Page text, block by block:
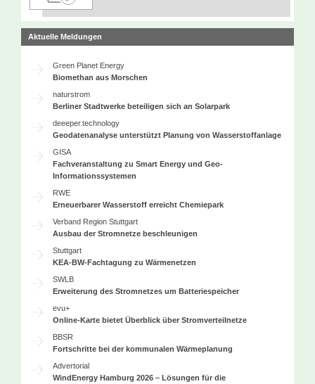
Aktuelle Meldungen
Green Planet Energy
Biomethan aus Morschen
naturstrom
Berliner Stadtwerke beteiligen sich an Solarpark
deeeper.technology
Geodatenanalyse unterstützt Planung von Wasserstoffanlage
GISA
Fachveranstaltung zu Smart Energy und Geo-
Informationssystemen
RWE
Erneuerbarer Wasserstoff erreicht Chemiepark
Verband Region Stuttgart
Ausbau der Stromnetze beschleunigen
Stuttgart
KEA-BW-Fachtagung zu Wärmenetzen
SWLB
Erweiterung des Stromnetzes um Batteriespeicher
evu+
Online-Karte bietet Überblick über Stromverteilnetze
BBSR
Fortschritte bei der kommunalen Wärmeplanung
Advertorial
WindEnergy Hamburg 2026 – Lösungen für die